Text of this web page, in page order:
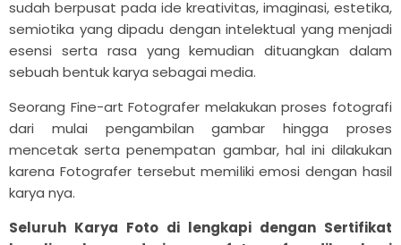
sudah berpusat pada ide kreativitas, imaginasi, estetika,
semiotika yang dipadu dengan intelektual yang menjadi
esensi serta rasa yang kemudian dituangkan dalam
sebuah bentuk karya sebagai media.
Seorang Fine-art Fotografer melakukan proses fotografi
dari mulai pengambilan gambar hingga proses
mencetak serta penempatan gambar, hal ini dilakukan
karena Fotografer tersebut memiliki emosi dengan hasil
karya nya.
Seluruh Karya Foto di lengkapi dengan Sertifikat